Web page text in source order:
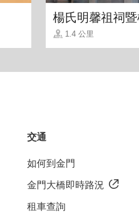
楊氏明馨祖祠
1.4 公里
交通
如何到金門
金門大橋即時路況
租車查詢